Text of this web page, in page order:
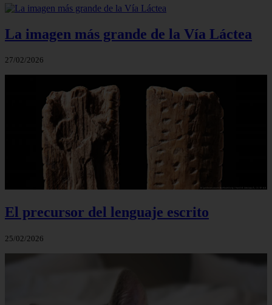
La imagen más grande de la Vía Láctea
27/02/2026
El precursor del lenguaje escrito
25/02/2026